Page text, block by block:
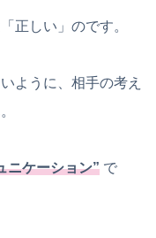
正しい」のです。
ように、相手の考え
ニケーション” で